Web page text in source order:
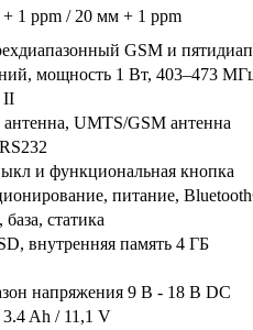
1 ppm / 20 мм + 1 ppm
GSM и
мощность 1 Вт, 403–473
II
антенна, UMTS/GSM антенна
и функциональная кнопка
питание,
база, статика
внутренняя память 4 ГБ
напряжения 9 В - 18 В DC
Ah / 11,1 V